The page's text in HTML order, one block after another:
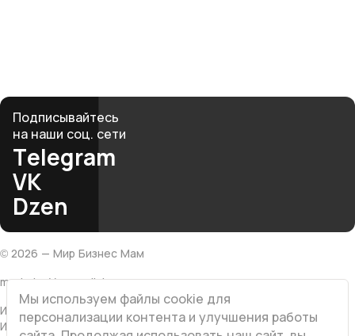
Подписывайтесь
на наши соц. сети
Telegram
VK
Dzen
© 2026 — Мир Бизнес Мам
made by Vesna.click
ИП Хатамова Л.В
ИНН 616501203767
Мы используем файлы cookie для
персонализации контента и улучшения работы